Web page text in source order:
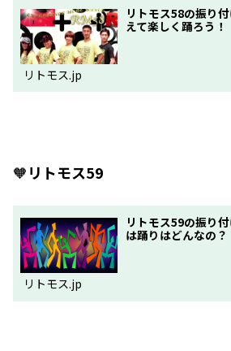
リトモス58の振り
えて楽しく踊ろう！
リトモス.jp
🧡リトモス59
リトモス59の振り
は踊りはどんなの？
リトモス.jp